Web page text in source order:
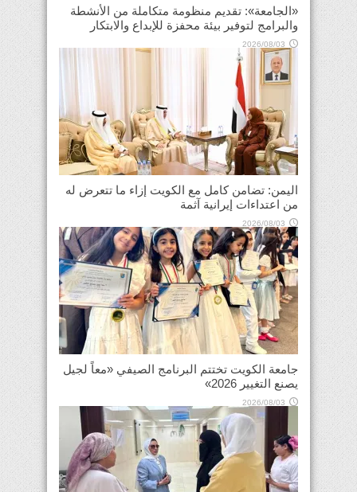
«الجامعة»: تقديم منظومة متكاملة من الأنشطة
والبرامج لتوفير بيئة محفزة للإبداع والابتكار
2026/08/03
اليمن: تضامن كامل مع الكويت إزاء ما تتعرض له
من اعتداءات إيرانية آثمة
2026/08/03
جامعة الكويت تختتم البرنامج الصيفي «معاً لجيل
يصنع التغيير 2026»
2026/08/03